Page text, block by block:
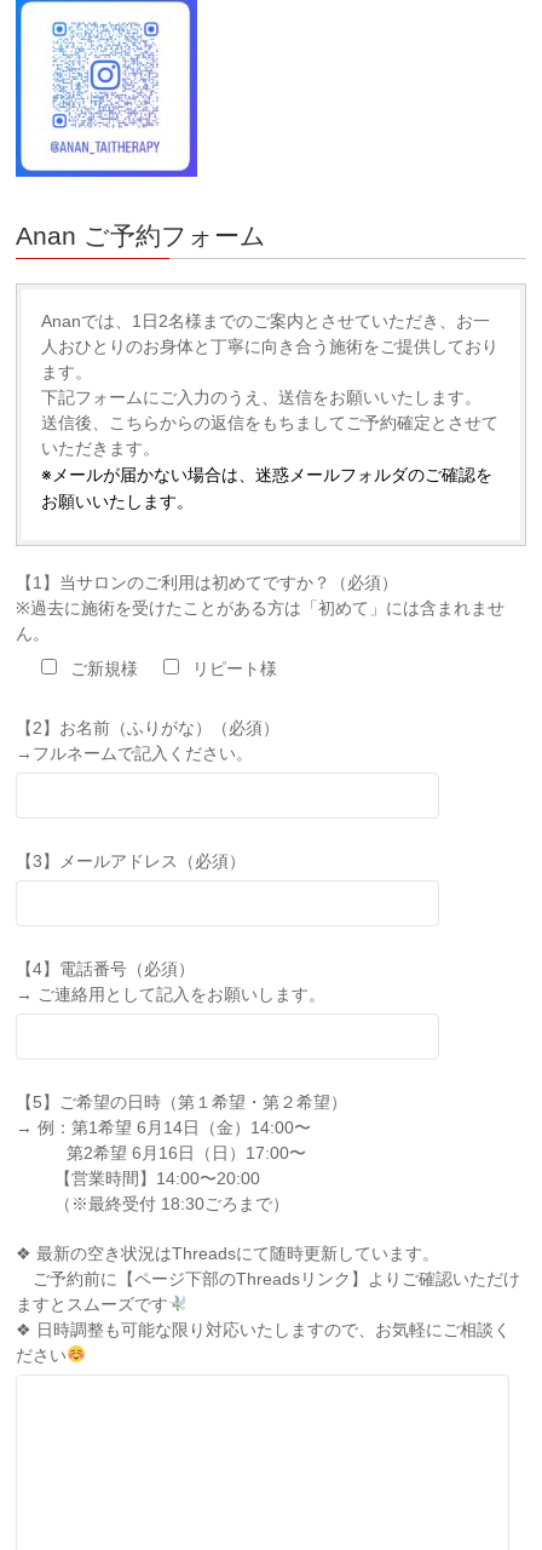
クゼーションや体調サポートを目的としたものです。
また、性的サービスおよび過剰なご要望には一切応じており
ません。
皆さまに安心してご利用いただける環境づくりのため、ルー
ルをお守りいただけますようお願い申し上げます。
るよう、下記のキャンセル規定を設けております。ご予
■ キャンセル料について
・2日前の20時までのキャンセル：無料
・前日20時までのキャンセル：施術料金の50％
・それ以降のキャンセル・無断キャンセル：施術料金の
100％
※キャンセル・リスケが頻繁な方は、 ご予約確定後より
キャンセル料が発生する場合がございます（ご予約確定
※キャンセル料は、現金／PayPayにてお支払いいただき
ます。
いいただけなかった場合、今後のご利用をお断りさせて
Anan ご予約フォーム
Ananでは、1日2名様までのご案内とさせていただき、 お一
人おひとりのお身体と丁寧に向き合う施術をご提供しており
ます。
下記フォームにご入力のうえ、送信をお願いいたします。
送信後、 こちらからの返信をもちましてご予約確定とさせて
いただきます。
※メールが届かない場合は、迷惑メールフォルダのご確認を
お願いいたします。
【1】当サロンのご利用は初めてですか？（必須）
※過去に施術を受けたことがある方は「初めて」には含まれませ
ん。
ご新規様
リピート様
【2】お名前（ふりがな）（必須）
→フルネームで記入ください。
【3】メールアドレス（必須）
【4】電話番号（必須）
→ ご連絡用として記入をお願いします。
【5】ご希望の日時（第１希望・第２希望）
→ 例：第1希望 6月14日（金）14:00〜
第2希望 6月16日（日）17:00〜
【営業時間】14:00〜20:00
（※最終受付 18:30ごろまで）
❖ 最新の空き状況はThreadsにて随時更新しています。
ご予約前に【ページ下部のThreadsリンク】よりご確認いただけ
ますとスムーズです
❖ 日時調整も可能な限り対応いたしますので、お気軽にご相談く
ださい